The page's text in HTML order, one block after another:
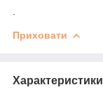
Приховати
Характеристики